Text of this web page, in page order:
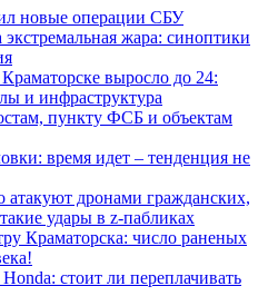
новые операции СБУ
жара: синоптики
выросло до 24:
и инфраструктура
пункту ФСБ и объектам
время идет – тенденция не
атакуют дронами гражданских,
удары в z-пабликах
Краматорска: число раненых
стоит ли переплачивать